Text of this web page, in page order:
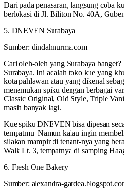
Dari pada penasaran, langsung coba
berlokasi di Jl. Biliton No. 40A,
5. DNEVEN Surabaya
Sumber: dindahnurma.com
Cari oleh-oleh yang Surabaya
Surabaya. Ini adalah toko kue yang
kota pahlawan atau yang dikenal
menemukan spiku dengan berbagai
Classic Original, Old Style, Triple
masih banyak lagi.
Kue spiku DNEVEN bisa dipesan
tempatmu. Namun kalau ingin
silakan mampir di tenant-nya yang
Walk Lt. 3, tempatnya di samping
6. Fresh One Bakery
Sumber: alexandra-